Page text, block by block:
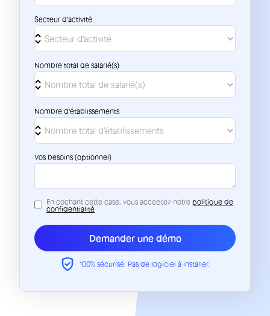
Secteur d'activité
Nombre total de salarié(s)
Nombre d'établissements
Vos besoins (optionnel)
En cochant cette case, vous acceptez notre politique de
confidentialité
100% sécurisé. Pas de logiciel à installer.